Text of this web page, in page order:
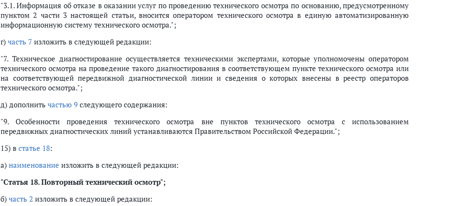
"3.1. Информация об отказе в оказании услуг по проведению технического осмотра по основанию, предусмотренному
пунктом 2 части 3 настоящей статьи, вносится оператором технического осмотра в единую автоматизированную
информационную систему технического осмотра.";
г) часть 7 изложить в следующей редакции:
"7. Техническое диагностирование осуществляется техническими экспертами, которые уполномочены оператором
технического осмотра на проведение такого диагностирования в соответствующем пункте технического осмотра или
на соответствующей передвижной диагностической линии и сведения о которых внесены в реестр операторов
технического осмотра.";
д) дополнить частью 9 следующего содержания:
"9. Особенности проведения технического осмотра вне пунктов технического осмотра с использованием
передвижных диагностических линий устанавливаются Правительством Российской Федерации.";
15) в статье 18:
а) наименование изложить в следующей редакции:
"Статья 18.Повторный технический осмотр";
б) часть 2 изложить в следующей редакции: